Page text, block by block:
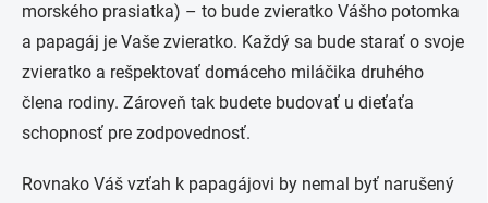
morského prasiatka) – to bude zvieratko Vášho potomka
a papagáj je Vaše zvieratko. Každý sa bude starať o svoje
zvieratko a rešpektovať domáceho miláčika druhého
člena rodiny. Zároveň tak budete budovať u dieťaťa
schopnosť pre zodpovednosť.
Rovnako Váš vzťah k papagájovi by nemal byť narušený